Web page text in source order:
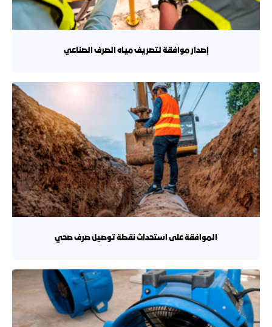
إصدار موافقة لتصريف مياه الصرف الصناعي
الموافقة على استحداث نقطة توصيل صرف صحي